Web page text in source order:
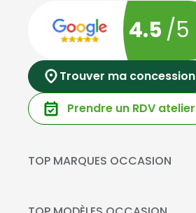
4.5 /5
Trouver ma concession
Prendre un RDV atelier
TOP MARQUES OCCASION
Mercedes-Benz